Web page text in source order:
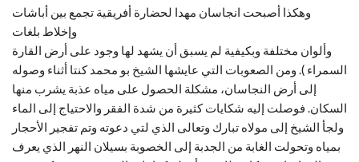
وهكذا أصبحت انجاسان مهدا لحضارة أفريقية تجمع بين أباشات
وإخلاط بلغات
وألوان مختلفة وبكيفية لم يسبق أن يشهد لها وجود على أرض القارة
السمراء ). ومن الصعوبات التي عايشها الشيخ بو محمد كنتا أثناء وصوله
إلى أرض النجاسان، مشكلة الحصول على مياه عذبة يشرب منها
السكان. فوصلت إليه شكايات كثيرة من شدة الفقر والاحتياج إلى الماء
ولجأ الشيخ إلى مولاه تبارك وتعالى الذي لتي دعوته وتم تفجير الأحجار
بمياه وتحولت الغابة من الجدبة إلى الخصوبة بسيلان النهر الذي يعرف